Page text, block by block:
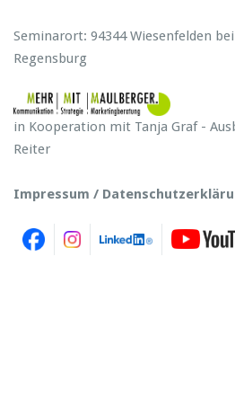
Seminarort: 94344 Wiesenfelden
Regensburg
in Kooperation mit Tanja Graf -
Reiter
Impressum /